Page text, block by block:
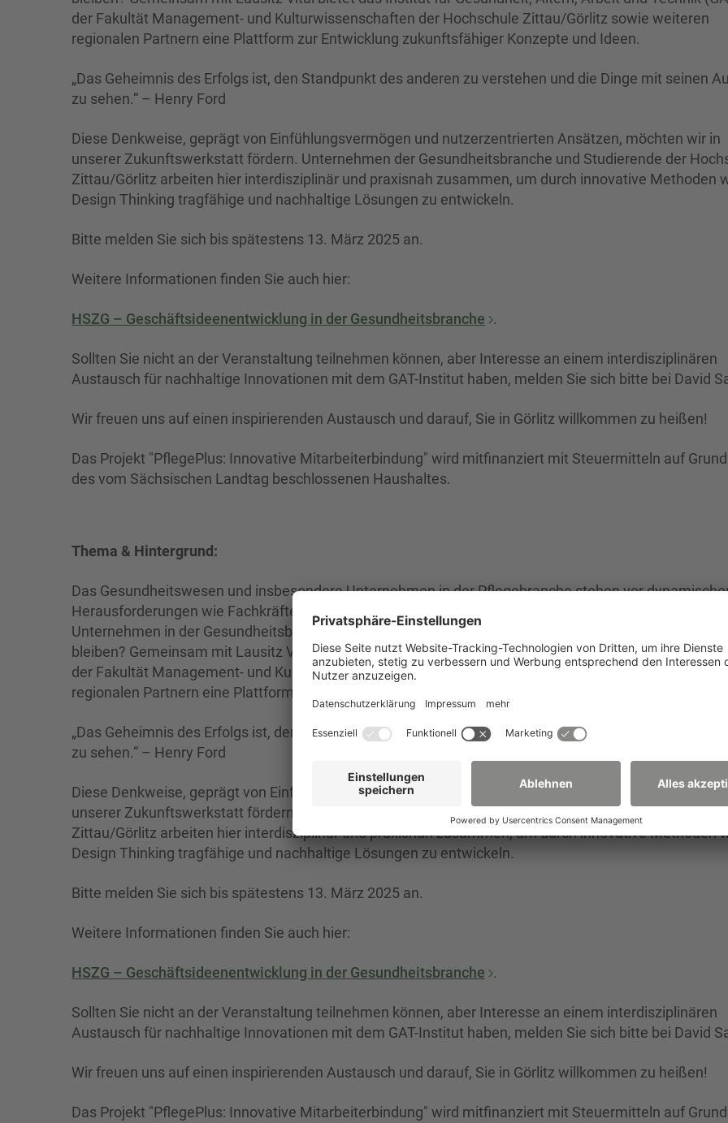
der Fakultät Management- und Kulturwissenschaften der Hochschule Zittau/Görlitz sowie weiteren
regionalen Partnern eine Plattform zur Entwicklung zukunftsfähiger Konzepte und Ideen.
„Das Geheimnis des Erfolgs ist, den Standpunkt des anderen zu verstehen und die Dinge mit seinen
zu sehen.“ – Henry Ford
Diese Denkweise, geprägt von Einfühlungsvermögen und nutzerzentrierten Ansätzen, möchten wir in
unserer Zukunftswerkstatt fördern. Unternehmen der Gesundheitsbranche und Studierende der
Zittau/Görlitz arbeiten hier interdisziplinär und praxisnah zusammen, um durch innovative Methoden
Design Thinking tragfähige und nachhaltige Lösungen zu entwickeln.
Bitte melden Sie sich bis spätestens 13. März 2025 an.
Weitere Informationen finden Sie auch hier:
HSZG – Geschäftsideenentwicklung in der Gesundheitsbranche .
Sollten Sie nicht an der Veranstaltung teilnehmen können, aber Interesse an einem interdisziplinären
Austausch für nachhaltige Innovationen mit dem GAT-Institut haben, melden Sie sich bitte bei David
Wir freuen uns auf einen inspirierenden Austausch und darauf, Sie in Görlitz willkommen zu heißen!
Das Projekt "PflegePlus: Innovative Mitarbeiterbindung" wird mitfinanziert mit Steuermitteln auf
des vom Sächsischen Landtag beschlossenen Haushaltes.
Thema & Hintergrund:
Das Gesundheitswesen und insbesondere Unternehmen in der Pflegebranche stehen vor
Herausforderungen wie Fachkräftemangel, Digitalisierung und dem demografischen Wandel. Wie
Unternehmen in der Gesundheitsbranche innovative Lösungen entwickeln, um langfristig erfolgreich zu
bleiben? Gemeinsam mit Lausitz Vital bietet das Institut für Gesundheit, Altern, Arbeit und Technik
der Fakultät Management- und Kulturwissenschaften der Hochschule Zittau/Görlitz sowie weiteren
regionalen Partnern eine Plattform zur Entwicklung zukunftsfähiger Konzepte und Ideen.
„Das Geheimnis des Erfolgs ist, den Standpunkt des anderen zu verstehen und die Dinge mit seinen
zu sehen.“ – Henry Ford
Diese Denkweise, geprägt von Einfühlungsvermögen und nutzerzentrierten Ansätzen, möchten wir in
unserer Zukunftswerkstatt fördern. Unternehmen der Gesundheitsbranche und Studierende der
Zittau/Görlitz arbeiten hier interdisziplinär und praxisnah zusammen, um durch innovative Methoden
Design Thinking tragfähige und nachhaltige Lösungen zu entwickeln.
Bitte melden Sie sich bis spätestens 13. März 2025 an.
Weitere Informationen finden Sie auch hier:
HSZG – Geschäftsideenentwicklung in der Gesundheitsbranche .
Sollten Sie nicht an der Veranstaltung teilnehmen können, aber Interesse an einem interdisziplinären
Austausch für nachhaltige Innovationen mit dem GAT-Institut haben, melden Sie sich bitte bei David
Wir freuen uns auf einen inspirierenden Austausch und darauf, Sie in Görlitz willkommen zu heißen!
Das Projekt "PflegePlus: Innovative Mitarbeiterbindung" wird mitfinanziert mit Steuermitteln auf